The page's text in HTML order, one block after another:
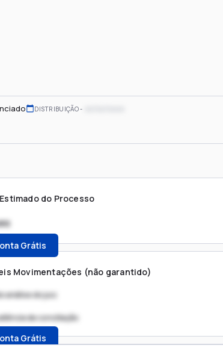
DISTRIBUIÇÃO
do Processo
Grátis
Movimentações (não garantido)
análise do juiz
de conciliação
Grátis